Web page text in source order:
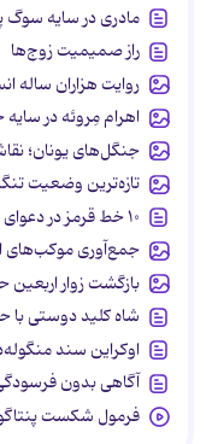
مادری در سایه سوگ
راز صمیمیت زوج‌ها
روایت هزاران ساله
اهرام مِروئه در
جنگل‌های یونان؛
تازه‌ترین وضعیت
۱۰ خط قرمز در دعوای همسران
جمع‌آوری موکب‌های
بازگشت زوار اربعین
شاه کلید دوستی با
اوکراین سند
آگاهی بدون
فرمول شکست